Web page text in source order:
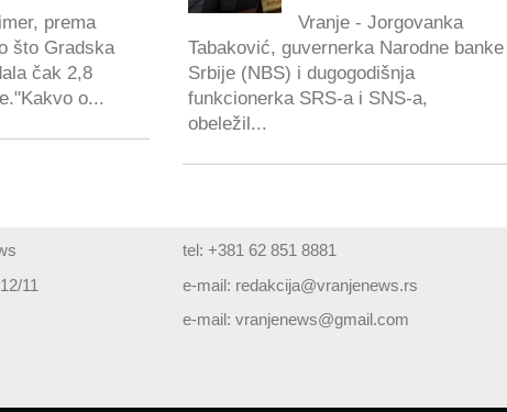
prema
što Gradska
čak 2,8
o...
Vranje - Jorgovanka
Tabaković, guvernerka Narodne banke
Srbije (NBS) i dugogodišnja
funkcionerka SRS-a i SNS-a,
obeležil...
11
tel: +381 62 851 8881
e-mail: redakcija@vranjenews.rs
e-mail:vranjenews@gmail.com